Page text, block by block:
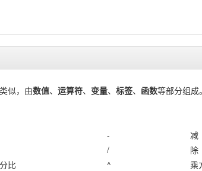
类似，由数值、 运算符、 变量、 标签、 函数等部分组成。
-
减
/
除
比 ^ 乘